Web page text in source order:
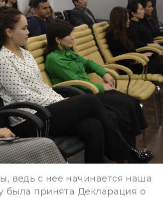
ведь с нее начинается наша
была принята Декларация о